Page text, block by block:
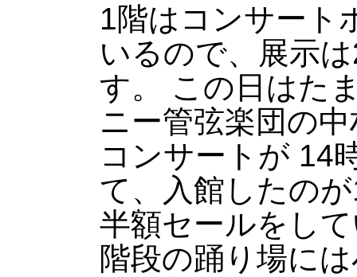
1階はコンサート
いるので、展示
す。 この日はた
ニー管弦楽団の
コンサートが 14
て、入館したの
半額セールをし
階段の踊り場に